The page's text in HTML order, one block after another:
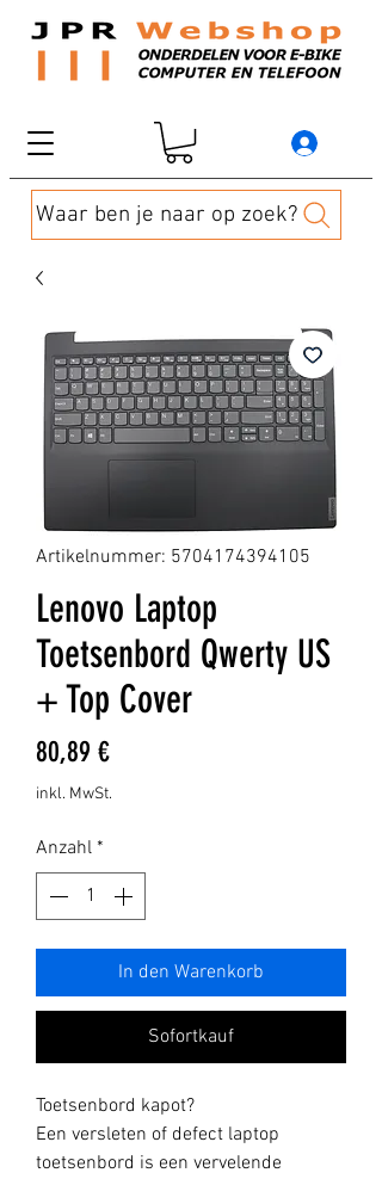
Waar ben je naar op zoek?
Artikelnummer: 5704174394105
Lenovo Laptop
Toetsenbord Qwerty US
+ Top Cover
80,89 €Preis
inkl. MwSt.
Anzahl *
In den Warenkorb
Sofortkauf
Toetsenbord kapot?
Een versleten of defect laptop
toetsenbord is een vervelende